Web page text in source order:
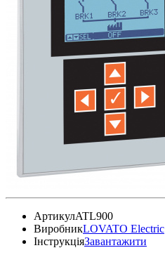
АртикулATL900
ВиробникLOVATO Electric
ІнструкціяЗавантажити